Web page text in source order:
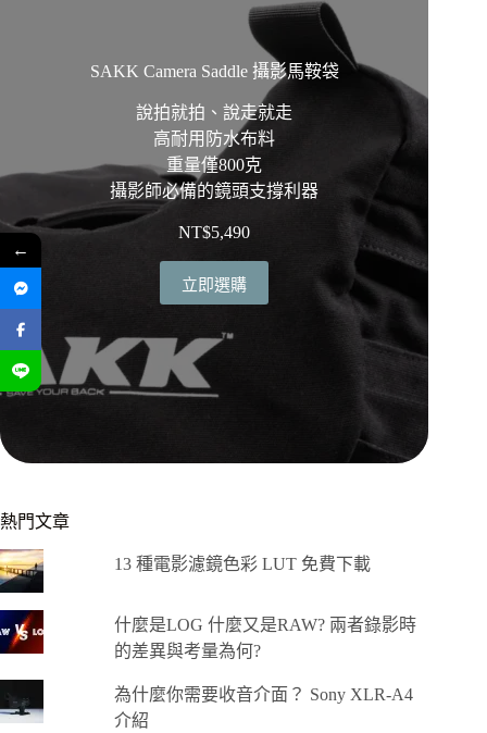
SAKK Camera Saddle 攝影馬鞍袋
說拍就拍、說走就走
高耐用防水布料
重量僅800克
攝影師必備的鏡頭支撐利器
NT$5,490
立即選購
熱門文章
13 種電影濾鏡色彩 LUT 免費下載
什麼是LOG 什麼又是RAW? 兩者錄影時
的差異與考量為何?
為什麼你需要收音介面？ Sony XLR-A4
介紹
←